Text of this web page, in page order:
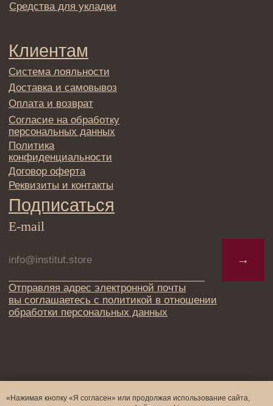
«Нажимая кнопку «Я согласен» или продолжая использование сайта,